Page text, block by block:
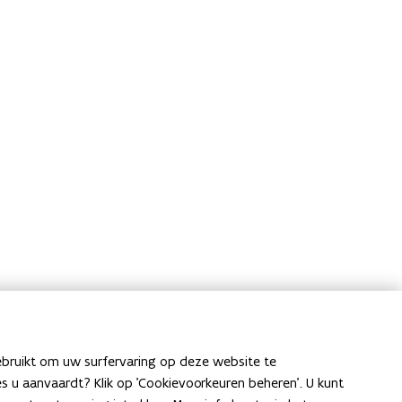
om uw surfervaring op deze website te
aanvaardt? Klik op 'Cookievoorkeuren beheren'. U kunt